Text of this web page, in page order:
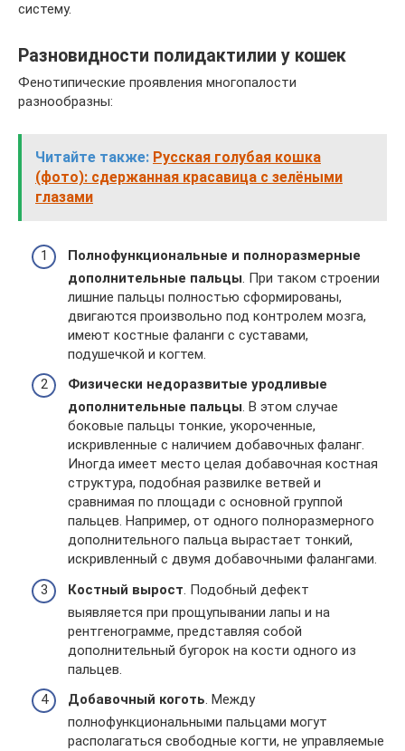
систему.
Разновидности полидактилии у кошек
Фенотипические проявления многопалости
разнообразны:
Читайте также: Русская голубая кошка
(фото): сдержанная красавица с зелёными
глазами
Полнофункциональные и полноразмерные
дополнительные пальцы. При таком строении
лишние пальцы полностью сформированы,
двигаются произвольно под контролем мозга,
имеют костные фаланги с суставами,
подушечкой и когтем.
Физически недоразвитые уродливые
дополнительные пальцы. В этом случае
боковые пальцы тонкие, укороченные,
искривленные с наличием добавочных фаланг.
Иногда имеет место целая добавочная костная
структура, подобная развилке ветвей и
сравнимая по площади с основной группой
пальцев. Например, от одного полноразмерного
дополнительного пальца вырастает тонкий,
искривленный с двумя добавочными фалангами.
Костный вырост. Подобный дефект
выявляется при прощупывании лапы и на
рентгенограмме, представляя собой
дополнительный бугорок на кости одного из
пальцев.
Добавочный коготь. Между
полнофункциональными пальцами могут
располагаться свободные когти, не управляемые